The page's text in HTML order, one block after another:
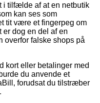
i tilfælde af at en netbutik
kan ses som
tit være et fingerpeg om
dog en del af en
overfor falske shops på
kort eller betalinger med
du anvende et
forudsat du tilstræber